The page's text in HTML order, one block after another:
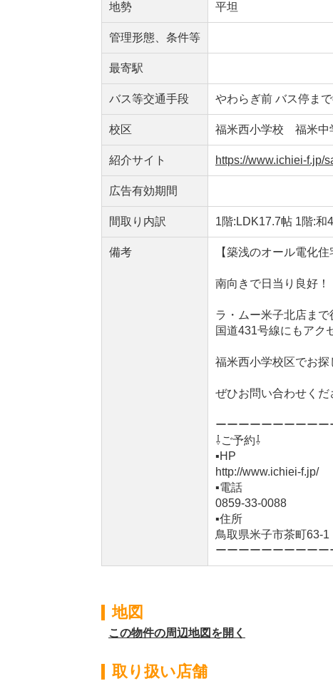
地勢 平坦
管理形態、条件等
最寄駅
バス等交通手段 やわらぎ前 バス停ま
校区 福米西小学校 福米中
紹介サイト https://www.ichiei-f.jp/
広告有効期間
間取り内訳 1階:LDK17.7帖 1階:和
備考 【築浅のオール電化住
南向きで日当り良好！
ラ・ムー米子北店まで
国道431号線にもアク
福米西小学校区でお探
ぜひお問い合わせくだ
ーーーーーーーーーー
⇩ご予約⇩
▪️HP
http://www.ichiei-f.jp/
▪️電話
0859-33-0088
▪️住所
鳥取県米子市茶町63-1
ーーーーーーーーーー
地図
この物件の周辺地図を開く
取り扱い店舗